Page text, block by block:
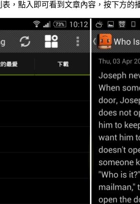
，點入即可看到文章內容，按下方的